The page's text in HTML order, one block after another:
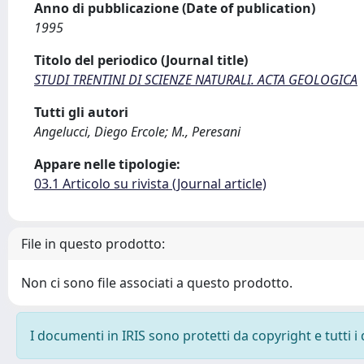
Anno di pubblicazione (Date of publication)
1995
Titolo del periodico (Journal title)
STUDI TRENTINI DI SCIENZE NATURALI. ACTA GEOLOGICA
Tutti gli autori
Angelucci, Diego Ercole; M., Peresani
Appare nelle tipologie:
03.1 Articolo su rivista (Journal article)
File in questo prodotto:
Non ci sono file associati a questo prodotto.
I documenti in IRIS sono protetti da copyright e tutti